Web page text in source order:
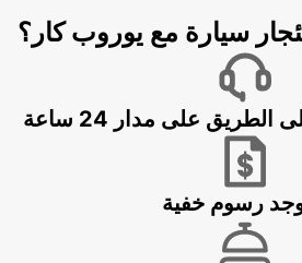
OFFENBACH MAIN
OFFENBACH - GERMANY
BAD HOMBURG
BAD HOMBURG - GERMANY
سيارة مع يوروب كار؟
على مدار 24 ساعة
رسوم خفية